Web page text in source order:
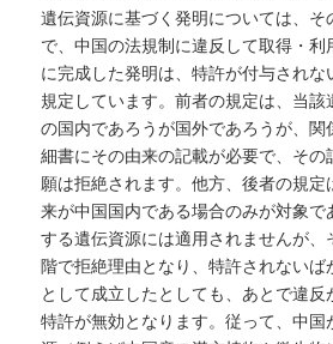
遺伝資源に基づく発明については、そ
で、中国の法規制に違反して取得・利
に完成した発明は、特許が付与されな
規定しています。前者の規定は、当
の国内であろうが国外であろうが、関
細書にその由来の記載が必要で、その
願は拒絶されます。他方、後者の規定
来が中国国内である場合のみが対象
する遺伝資源には適用されませんが
階で拒絶理由となり、特許されない
として成立したとしても、あとで違反
特許が無効となります。従って、中国